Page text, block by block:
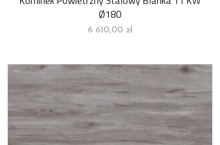
Ø180
6 610,00 zł